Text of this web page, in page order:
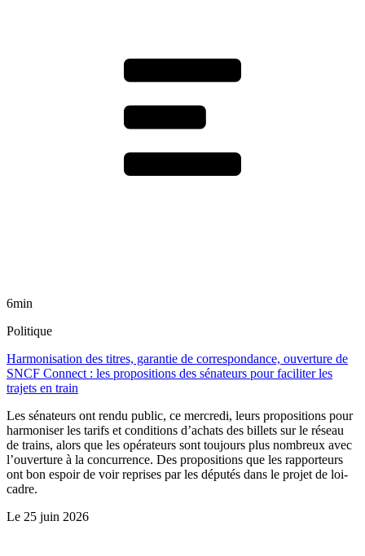
6min
Politique
Harmonisation des titres, garantie de correspondance, ouverture de
SNCF Connect : les propositions des sénateurs pour faciliter les
trajets en train
Les sénateurs ont rendu public, ce mercredi, leurs propositions pour
harmoniser les tarifs et conditions d’achats des billets sur le réseau
de trains, alors que les opérateurs sont toujours plus nombreux avec
l’ouverture à la concurrence. Des propositions que les rapporteurs
ont bon espoir de voir reprises par les députés dans le projet de loi-
cadre.
Le 25 juin 2026